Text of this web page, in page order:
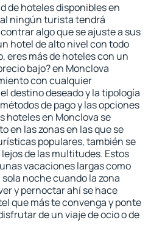
de hoteles disponibles en
ningún turista tendrá
algo que se ajuste a sus
hotel de alto nivel con todo
eres más de hoteles con un
bajo? en Monclova
con cualquier
destino deseado y la tipología
de pago y las opciones
hoteles en Monclova se
en las zonas en las que se
populares, también se
de las multitudes. Estos
vacaciones largas como
noche cuando la zona
y pernoctar ahí se hace
que más te convenga y ponte
de un viaje de ocio o de